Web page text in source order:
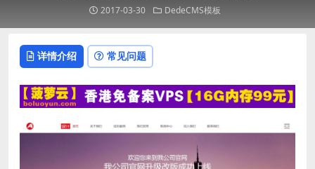
2017-03-30 DedeCMS模板
详情介绍 常见问题